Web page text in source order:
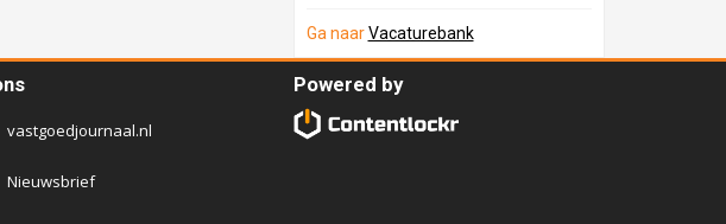
Ga naarVacaturebank
vastgoedjournaal.nl
Nieuwsbrief
Powered by